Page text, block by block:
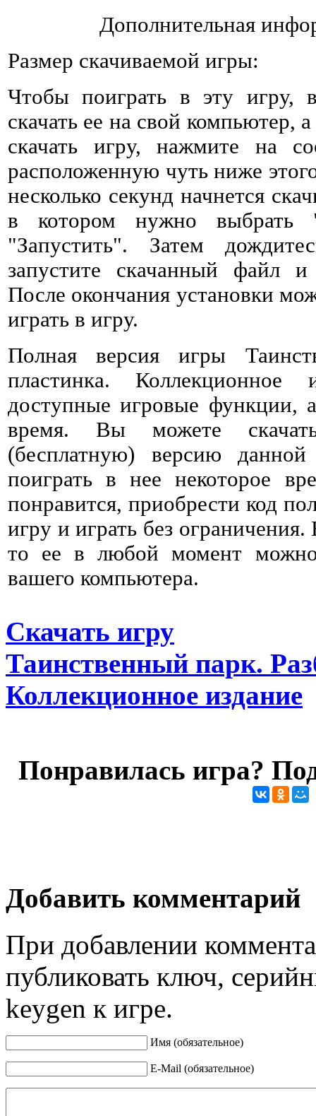
Дополнительная
Размер скачиваемой игры:
Чтобы поиграть в эту игру,
скачать ее на свой компьютер,
скачать игру, нажмите на
расположенную чуть ниже
несколько секунд начнется
в котором нужно выбрать
"Запустить". Затем
запустите скачанный файл и
После окончания установки
играть в игру.
Полная версия игры
пластинка. Коллекционное
доступные игровые функции,
время. Вы можете
(бесплатную) версию
поиграть в нее некоторое
понравится, приобрести код
игру и играть без
то ее в любой момент можно
вашего компьютера.
Скачать игру
Таинственный парк.
Коллекционное издание
Понравилась игра?
Добавить комментарий
При добавлении
публиковать ключ,
keygen к игре.
Имя (обязательное)
E-Mail (обязательное)